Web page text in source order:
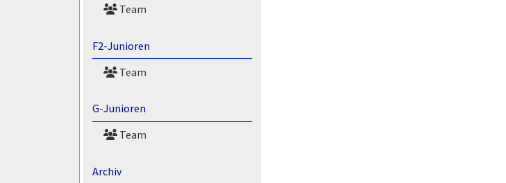
Team
F2-Junioren
Team
G-Junioren
Team
Archiv